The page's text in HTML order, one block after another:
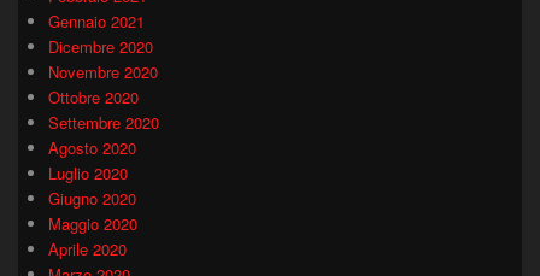
Gennaio 2021
Dicembre 2020
Novembre 2020
Ottobre 2020
Settembre 2020
Agosto 2020
Luglio 2020
Giugno 2020
Maggio 2020
Aprile 2020